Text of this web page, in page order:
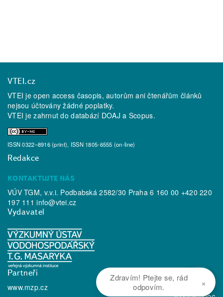
VTEI.cz
VTEI je open access časopis, autorům ani čtenářům článků
nejsou účtovány žádné poplatky.
VTEI je zahrnut do databází DOAJ a Scopus.
ISSN 0322–8916 (print), ISSN 1805-6555 (on-line)
Redakce
KONTAKTUJTE NÁS
VÚV TGM, v.v.i. Podbabská 2582/30 Praha 6 160 00 +420 220
197 111info@vtei.cz
Vydavatel
Partneři
www.mzp.cz
Zdravím! Ptejte se, rád
odpovím.
×